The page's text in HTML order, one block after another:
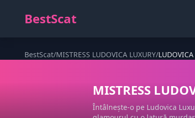
BestScat
BestScat/MISTRESS LUDOVICA LUXURY/
MISTRESS
Întâlnește-o pe Ludovica